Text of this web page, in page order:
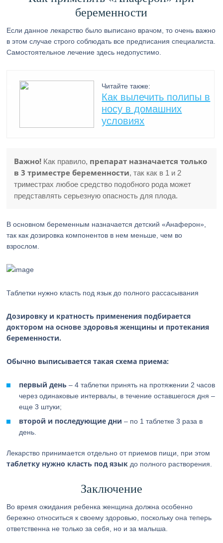
беременности
Если данное лекарство было выписано врачом, то очень важно
в этом случае строго соблюдать все предписания специалиста.
Самостоятельное лечение здесь недопустимо.
Читайте также:
Как вылечить полипы в
носу в домашних
условиях
Важно! Как правило, препарат назначается только
в 3 триместре беременности, так как в 1 и 2
триместрах любое средство подобного рода может
представлять серьезную опасность для плода.
В основном беременным назначается детский «Анаферон»,
так как дозировка компонентов в нем меньше, чем во
взрослом.
Таблетки нужно класть под язык до полного рассасывания
Дозировку и кратность применения подбирается
доктором на основе здоровья женщины и протекания
беременности.
Обычно выписывается такая схема приема:
первый день – 4 таблетки принять на протяжении 2 часов
через одинаковые интервалы, в течение оставшегося дня –
еще 3 штуки;
второй и последующие дни – по 1 таблетке 3 раза в
день.
Лекарство принимается отдельно от приемов пищи, при этом
таблетку нужно класть под язык до полного растворения.
Заключение
Во время ожидания ребенка женщина должна особенно
бережно относиться к своему здоровью, поскольку она теперь
ответственна не только за себя, но и за малыша.